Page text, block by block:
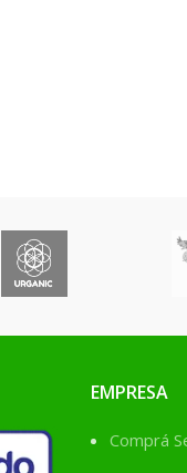
EMPRESA
Comprá